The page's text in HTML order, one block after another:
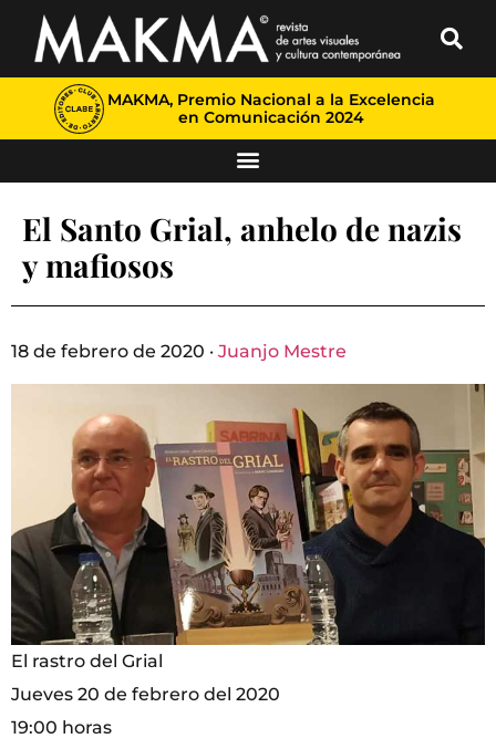
MAKMA, Premio Nacional a la Excelencia
en Comunicación 2024
El Santo Grial, anhelo de nazis
y mafiosos
18 de febrero de 2020 · Juanjo Mestre
El rastro del Grial
Jueves 20 de febrero del 2020
19:00 horas